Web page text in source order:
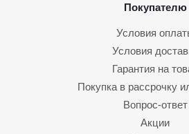
Покупателю
Условия
Условия
Гарантия на
Покупка в рассрочку
Вопрос-ответ
Акции